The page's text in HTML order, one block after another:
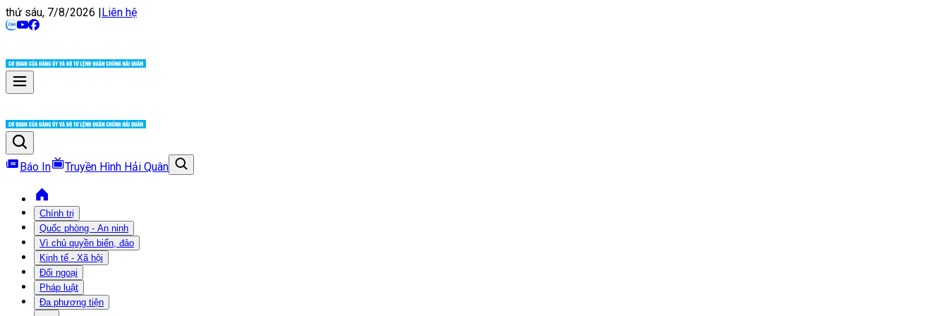
thứ sáu, 7/8/2026 |Liên hệ
Báo In Truyền Hình Hải Quân
Chính trị
Quốc phòng - An ninh
Vì chủ quyền biển, đảo
Kinh tế - Xã hội
Đối ngoại
Pháp luật
Đa phương tiện